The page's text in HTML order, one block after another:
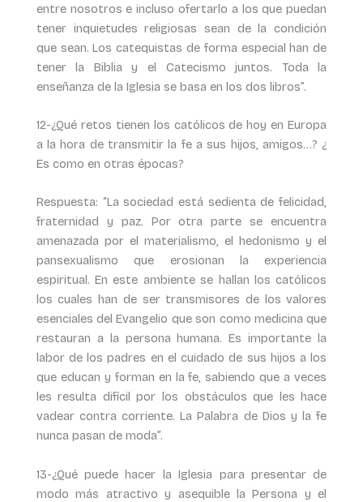
entre nosotros e incluso ofertarlo a los que puedan
tener inquietudes religiosas sean de la condición
que sean. Los catequistas de forma especial han de
tener la Biblia y el Catecismo juntos. Toda la
enseñanza de la Iglesia se basa en los dos libros”.
12-¿Qué retos tienen los católicos de hoy en Europa
a la hora de transmitir la fe a sus hijos, amigos…? ¿
Es como en otras épocas?
Respuesta: “La sociedad está sedienta de felicidad,
fraternidad y paz. Por otra parte se encuentra
amenazada por el materialismo, el hedonismo y el
pansexualismo que erosionan la experiencia
espiritual. En este ambiente se hallan los católicos
los cuales han de ser transmisores de los valores
esenciales del Evangelio que son como medicina que
restauran a la persona humana. Es importante la
labor de los padres en el cuidado de sus hijos a los
que educan y forman en la fe, sabiendo que a veces
les resulta difícil por los obstáculos que les hace
vadear contra corriente. La Palabra de Dios y la fe
nunca pasan de moda”.
13-¿Qué puede hacer la Iglesia para presentar de
modo más atractivo y asequible la Persona y el